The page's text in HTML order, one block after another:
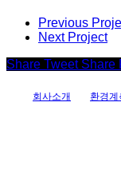
Previous
Next Project
Share Tweet Share
회사소개 환경계